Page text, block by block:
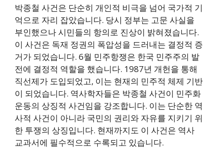
박종철 사건은 단순히 개인적 비극을 넘어 국가적 기
억으로 자리 잡았습니다. 당시 정부는 고문 사실을
부인했으나 시민들의 항의로 진상이 밝혀졌습니다.
이 사건은 독재 정권의 폭압성을 드러내는 결정적 증
거가 되었습니다. 6월 민주항쟁은 한국 민주주의 발
전에 결정적 역할을 했습니다. 1987년 개헌을 통해
직선제가 도입되었고, 이는 현재의 민주적 체제 기반
이 되었습니다. 역사학자들은 박종철 사건이 민주화
운동의 상징적 사건임을 강조합니다. 이는 단순한 역
사적 사건이 아니라 국민의 권리와 자유를 지키기 위
한 투쟁의 상징입니다. 현재까지도 이 사건은 역사
교과서에 필수적으로 수록되고 있습니다.